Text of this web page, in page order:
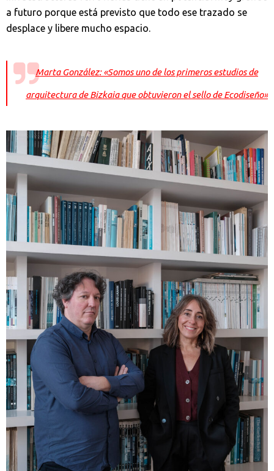
a futuro porque está previsto que todo ese trazado se
desplace y libere mucho espacio.
Marta González: «Somos uno de los primeros estudios de
arquitectura de Bizkaia que obtuvieron el sello de Ecodiseño»